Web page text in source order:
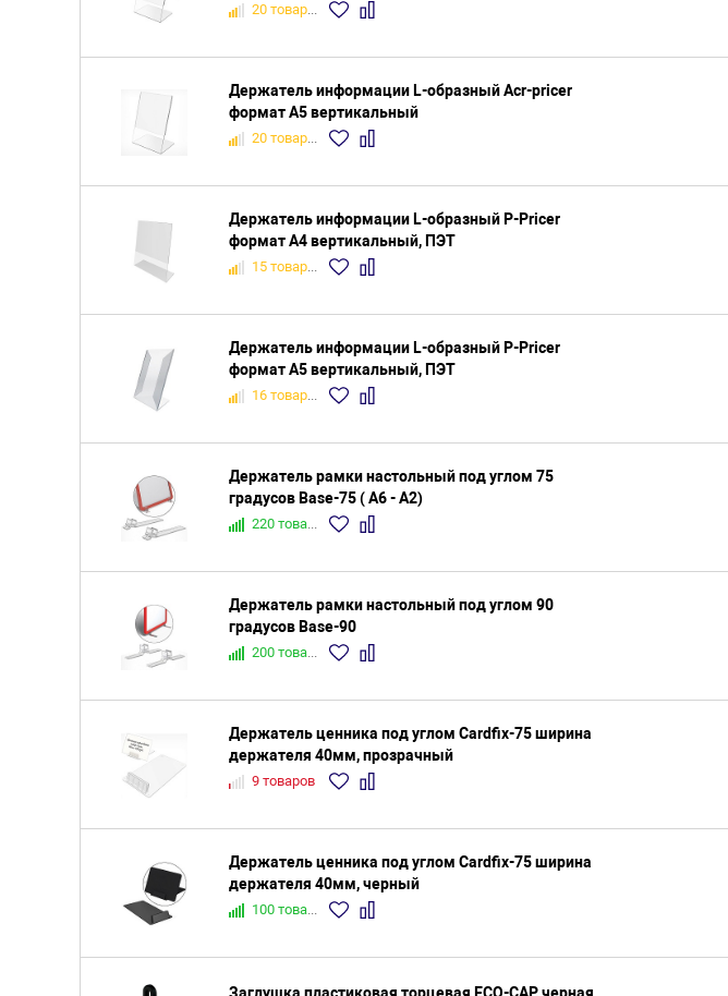
20 товаров
Держатель информации L-образный Acr-pricer
формат А5 вертикальный
20 товаров
Держатель информации L-образный P-Pricer
формат A4 вертикальный, ПЭТ
15 товаров
Держатель информации L-образный P-Pricer
формат A5 вертикальный, ПЭТ
16 товаров
Держатель рамки настольный под углом 75
градусов Base-75 ( А6 - А2)
220 товаров
Держатель рамки настольный под углом 90
градусов Base-90
200 товаров
Держатель ценника под углом Cardfix-75 ширина
держателя 40мм, прозрачный
9 товаров
Держатель ценника под углом Cardfix-75 ширина
держателя 40мм, черный
100 товаров